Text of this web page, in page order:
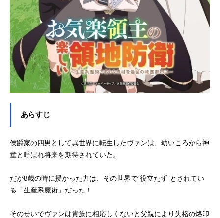
あらすじ
侯爵家の四男として異世界に転生したヴァンは、幼いころから神
童と呼ばれ将来を期待されていた。
だが8歳の時に授かった力は、その世界で“役立たず”とされてい
る「生産系魔術」だった！
そのせいでヴァンは貴族に相応しくないと父親により失格の烙印